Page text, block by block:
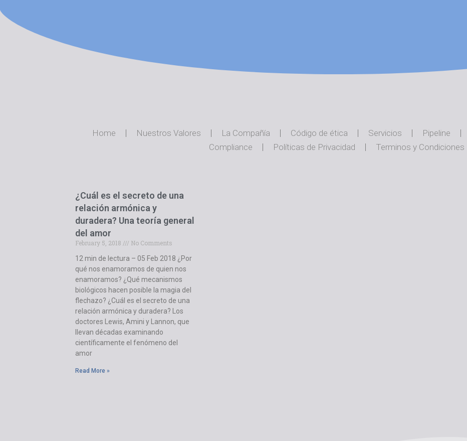
Home Nuestros Valores La Compañía Código de ética Servicios Pipeline
Compliance
Políticas de Privacidad Terminos y Condiciones
¿Cuál es el secreto de una
relación armónica y
duradera? Una teoría general
del amor
February 5, 2018
No Comments
12 min de lectura – 05 Feb 2018 ¿Por
qué nos enamoramos de quien nos
enamoramos? ¿Qué mecanismos
biológicos hacen posible la magia del
flechazo? ¿Cuál es el secreto de una
relación armónica y duradera? Los
doctores Lewis, Amini y Lannon, que
llevan décadas examinando
científicamente el fenómeno del
amor
Read More »